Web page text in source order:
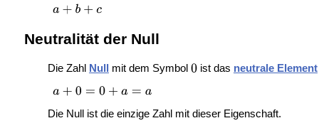
Neutralität der Null
Die Zahl Null mit dem Symbol ist das neutrale Element
Die Null ist die einzige Zahl mit dieser Eigenschaft.